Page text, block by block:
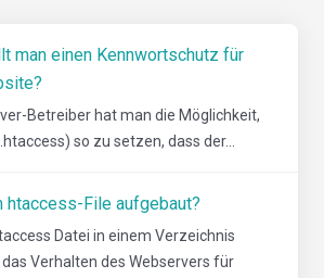
man einen Kennwortschutz für
Betreiber hat man die Möglichkeit,
so zu setzen, dass der...
htaccess-File aufgebaut?
Datei in einem Verzeichnis
das Verhalten des Webservers für